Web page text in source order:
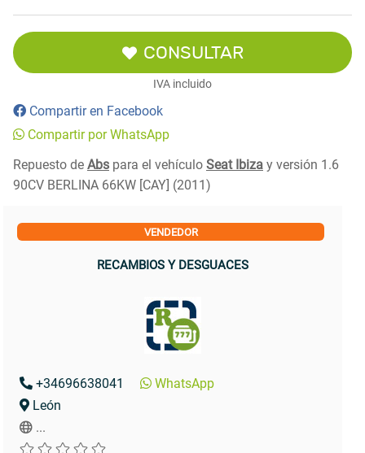
CONSULTAR
IVA incluido
Compartir en Facebook
Compartir por WhatsApp
Repuesto de Abs para el vehículo Seat Ibiza y versión 1.6
90CV BERLINA 66KW [CAY] (2011)
VENDEDOR
RECAMBIOS Y DESGUACES
+34696638041
WhatsApp
León
...